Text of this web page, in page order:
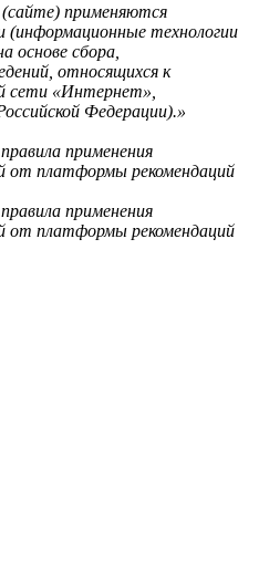
применяются
(информационные технологии
основе сбора,
относящихся к
сети «Интернет»,
Федерации).»
применения
от платформы рекомендаций
применения
от платформы рекомендаций